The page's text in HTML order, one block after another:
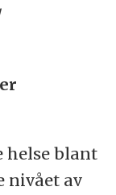
helse blant
nivået av